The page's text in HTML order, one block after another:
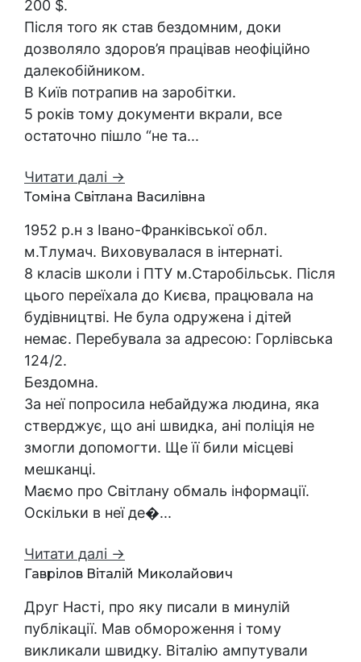
200 $.
Після того як став бездомним, доки
дозволяло здоров’я працівав неофіційно
далекобійником.
В Київ потрапив на заробітки.
5 років тому документи вкрали, все
остаточно пішло “не та...
Читати далі →
Томіна Світлана Василівна
1952 р.н з Івано-Франківської обл.
м.Тлумач. Виховувалася в інтернаті.
8 класів школи і ПТУ м.Старобільськ. Після
цього переїхала до Києва, працювала на
будівництві. Не була одружена і дітей
немає. Перебувала за адресою: Горлівська
124/2.
Бездомна.
За неї попросила небайдужа людина, яка
стверджує, що ані швидка, ані поліція не
змогли допомогти. Ще її били місцеві
мешканці.
Маємо про Світлану обмаль інформації.
Оскільки в неї де�...
Читати далі →
Гаврілов Віталій Миколайович
Друг Насті, про яку писали в минулій
публікації. Мав обмороження і тому
викликали швидку. Віталію ампутували